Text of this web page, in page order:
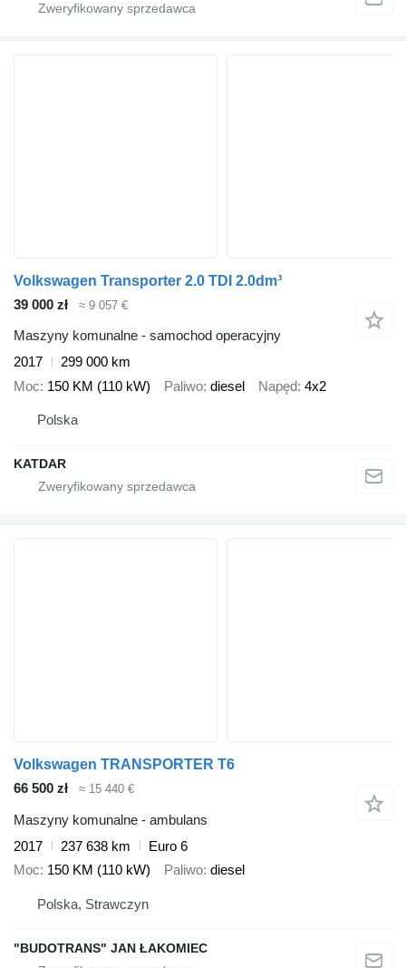
Volkswagen Transporter 2.0 TDI 2.0dm³
39 000 zł
≈ 9 057 €
Maszyny komunalne - samochod operacyjny
2017
299 000 km
Moc 150 KM (110 kW) Paliwo diesel Napęd 4x2
Polska
KATDAR
Volkswagen TRANSPORTER T6
66 500 zł
≈ 15 440 €
Maszyny komunalne - ambulans
2017
237 638 km
Euro 6
Moc 150 KM (110 kW) Paliwo diesel
Polska, Strawczyn
"BUDOTRANS" JAN ŁAKOMIEC